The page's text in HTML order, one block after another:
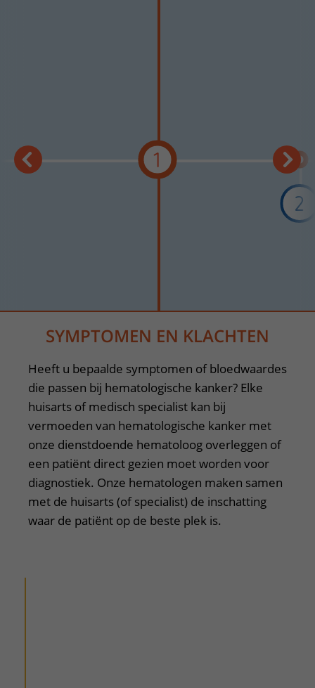
1
2
SYMPTOMEN EN KLACHTEN
Heeft u bepaalde symptomen of bloedwaardes
die passen bij hematologische kanker? Elke
huisarts of medisch specialist kan bij
vermoeden van hematologische kanker met
onze dienstdoende hematoloog overleggen of
een patiënt direct gezien moet worden voor
diagnostiek. Onze hematologen maken samen
met de huisarts (of specialist) de inschatting
waar de patiënt op de beste plek is.